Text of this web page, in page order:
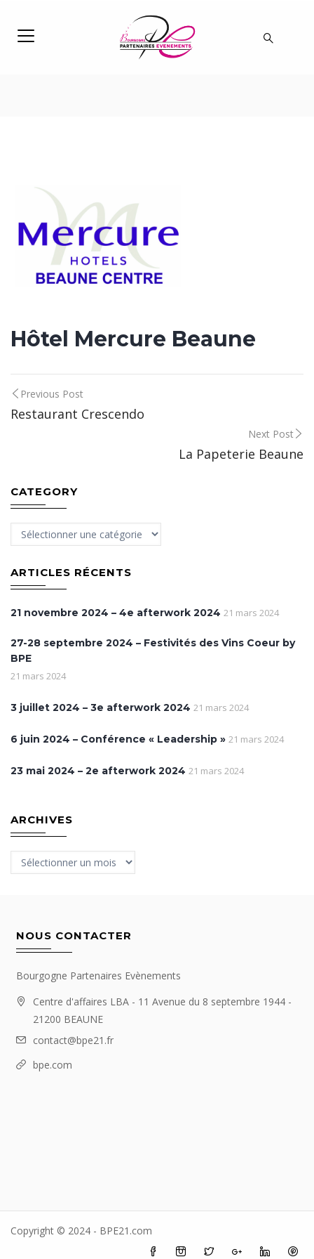
Hôtel Mercure Beaune
Post
navigation
Previous Post
Restaurant Crescendo
Next Post
La Papeterie Beaune
CATEGORY
Category
ARTICLES RÉCENTS
21 novembre 2024 – 4e afterwork 2024 21 mars 2024
27-28 septembre 2024 – Festivités des Vins Coeur by
BPE
21 mars 2024
3 juillet 2024 – 3e afterwork 2024 21 mars 2024
6 juin 2024 – Conférence « Leadership » 21 mars 2024
23 mai 2024 – 2e afterwork 2024 21 mars 2024
ARCHIVES
Archives
NOUS CONTACTER
Bourgogne Partenaires Evènements
Centre d'affaires LBA - 11 Avenue du 8 septembre 1944 -
21200 BEAUNE
contact@bpe21.fr
bpe.com
Copyright © 2024 - BPE21.com